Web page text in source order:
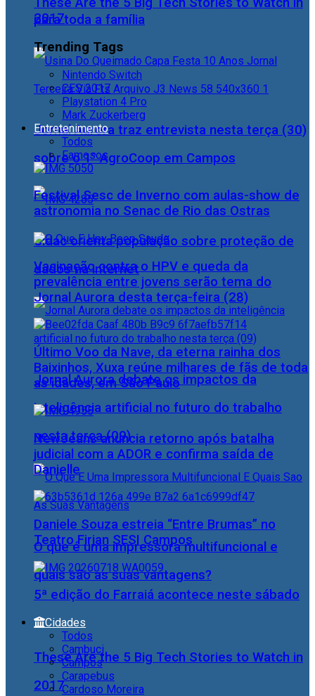
para toda a família
Jornal Aurora traz entrevista nesta terça (30)
sobre o 1° AgroCoop em Campos
Cidac orienta população sobre proteção de
dados na internet
Jornal Aurora debate os impactos da
inteligência artificial no futuro do trabalho
nesta terça (09)
O que é uma impressora multifuncional e
quais são as suas vantagens?
These Are the 5 Big Tech Stories to Watch in
2017
2017
Trending Tags
Nintendo Switch
CES 2017
Playstation 4 Pro
Mark Zuckerberg
Entretenimento
Todos
Famosos
Festival Sesc de Inverno com aulas-show de
astronomia no Senac de Rio das Ostras
Vacinação contra o HPV e queda da
prevalência entre jovens serão tema do
Jornal Aurora desta terça-feira (28)
Último Voo da Nave, da eterna rainha dos
Baixinhos, Xuxa reúne milhares de fãs de toda
as idades, em São Paulo
NewJeans anuncia retorno após batalha
judicial com a ADOR e confirma saída de
Danielle
Daniele Souza estreia “Entre Brumas” no
Teatro Firjan SESI Campos
5ª edição do Farraiá acontece neste sábado
Cidades
Todos
Cambuci
Campos
Carapebus
Cardoso Moreira